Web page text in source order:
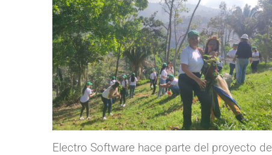
Electro Software hace parte del proyecto de